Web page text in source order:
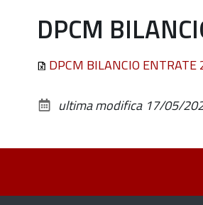
DPCM
DPCM BILANCIO ENTRATE
ultima modifica 17/05/